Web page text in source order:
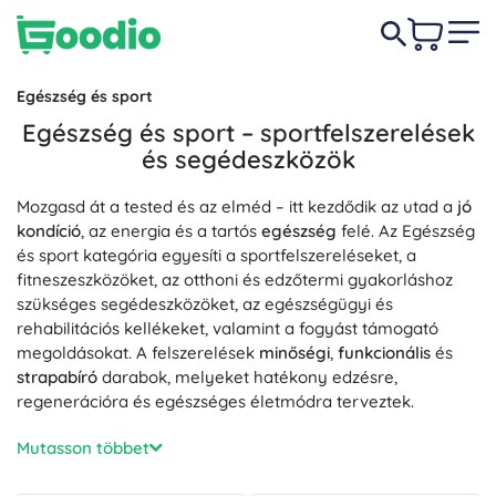
Egészség és sport
Egészség és sport – sportfelszerelések
és segédeszközök
Mozgasd át a tested és az elméd – itt kezdődik az utad a jó
kondíció, az energia és a tartós egészség felé. Az Egészség
és sport kategória egyesíti a sportfelszereléseket, a
fitneszeszközöket, az otthoni és edzőtermi gyakorláshoz
szükséges segédeszközöket, az egészségügyi és
rehabilitációs kellékeket, valamint a fogyást támogató
megoldásokat. A felszerelések minőségi, funkcionális és
strapabíró darabok, melyeket hatékony edzésre,
regenerációra és egészséges életmódra terveztek.
Precíz edzéshez válogass a
gumiszalagok, kézi súlyzók, jóga matracok, ugrókötelek és
Mutasson többet